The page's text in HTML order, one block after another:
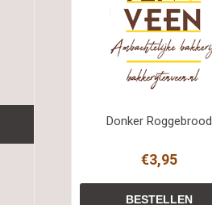
Donker Roggebrood
€3,95